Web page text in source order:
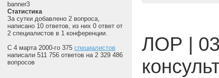
banner3
Статистика
За сутки добавлено 2 вопроса,
написано 10 ответов, из них 0 ответ от
2 специалистов в 1 конференции.
С 4 марта 2000-го 375 специалистов
написали 511 756 ответов на 2 329 486
вопросов
ЛОР |